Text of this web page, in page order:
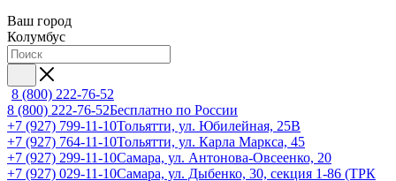
Ваш город
Колумбус
8 (800) 222-76-52
8 (800) 222-76-52Бесплатно по России
+7 (927) 799-11-10Тольятти, ул. Юбилейная, 25В
+7 (927) 764-11-10Тольятти, ул. Карла Маркса, 45
+7 (927) 299-11-10Самара, ул. Антонова-Овсеенко, 20
+7 (927) 029-11-10Самара, ул. Дыбенко, 30, секция 1-86 (ТРК